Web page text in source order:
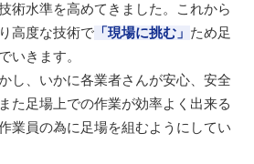
術水準を高めてきました。これから
り高度な技術で「現場に挑む」 ため足
いきます。
し、いかに各業者さんが安心、安全
た足場上での作業が効率よく出来る
業員の為に足場を組むようにしてい